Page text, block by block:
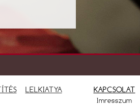
LELKIATYA KAPCSOLAT
Imresszum